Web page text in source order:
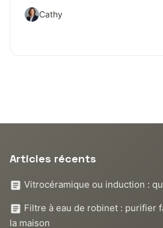
Cathy
Articles récents
Vitrocéramique ou induction :
Filtre à eau de robinet : purifier
la maison